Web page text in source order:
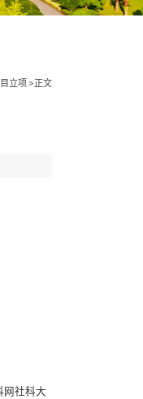
立项 >正文
网社科大